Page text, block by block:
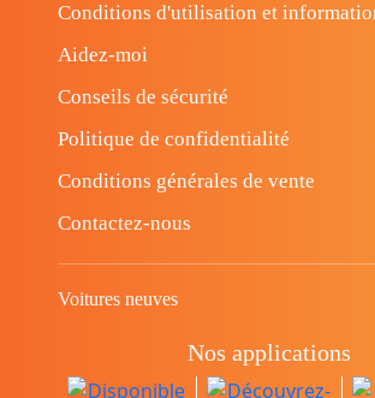
Conditions d'utilisation et
Aidez-moi
Conseils de sécurité
Politique de confidentialité
Conditions générales de vente
Contactez-nous
Voitures neuves
Nos applications